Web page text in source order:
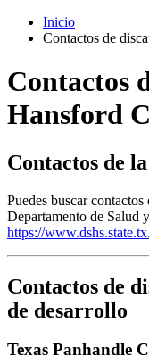
Inicio
Contactos de
Contactos
Hansford
Contactos de
Puedes buscar
Departamento de Salud
https://
Contactos de
de desarrollo
Texas Panhandle